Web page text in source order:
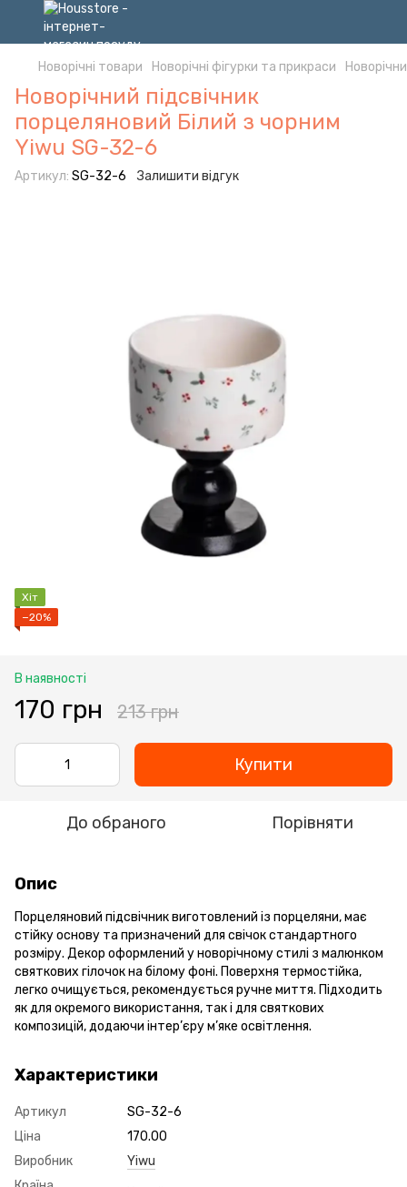
Новорічні товари Новорічні фігурки та прикраси
Новорічний підсвічник
порцеляновий Білий з чорним
Yiwu SG-32-6
Артикул: SG-32-6 Залишити відгук
Хіт
−20%
В наявності
170 грн 213 грн
Купити
До обраного Порівняти
Опис
Порцеляновий підсвічник виготовлений із порцеляни, має
стійку основу та призначений для свічок стандартного
розміру. Декор оформлений у новорічному стилі з малюнком
святкових гілочок на білому фоні. Поверхня термостійка,
легко очищується, рекомендується ручне миття. Підходить
як для окремого використання, так і для святкових
композицій, додаючи інтер’єру м’яке освітлення.
Характеристики
Артикул
SG-32-6
Ціна
170.00
Виробник
Yiwu